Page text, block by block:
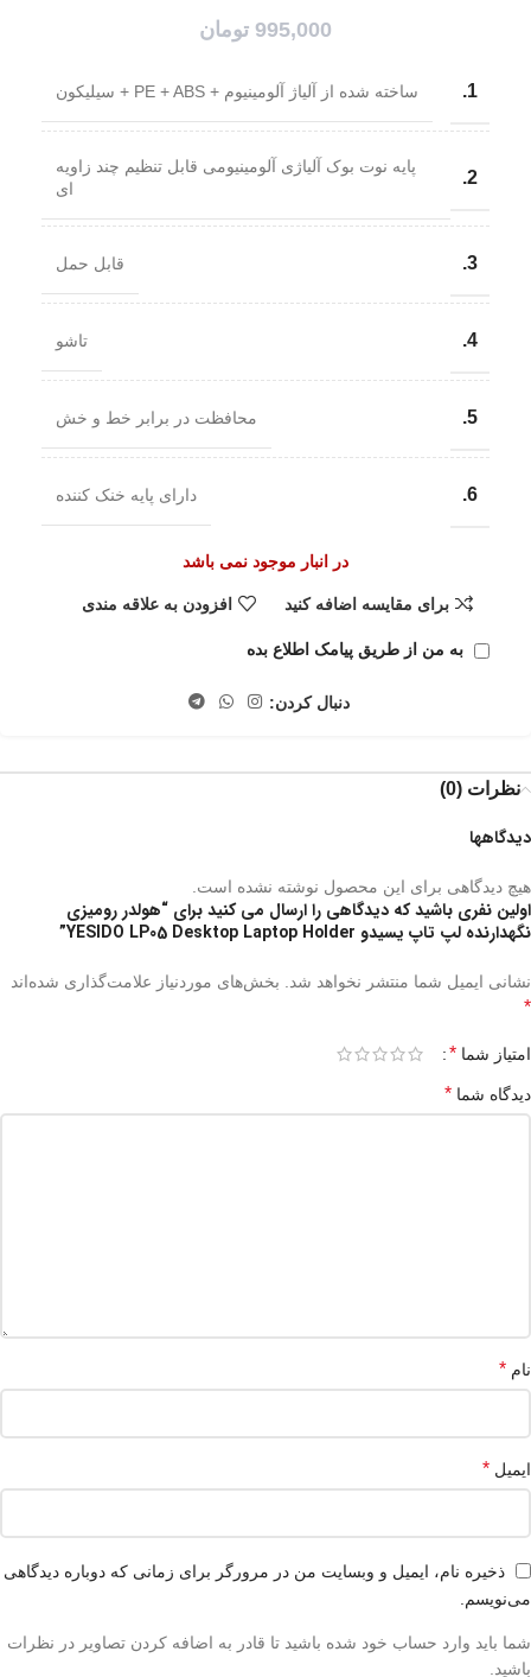
995,000 تومان
1. ساخته شده از آلیاژ آلومینیوم + PE + ABS + سیلیکون
2.
پایه نوت بوک آلیاژی آلومینیومی قابل تنظیم چند زاویه
ای
3. قابل حمل
4. تاشو
5. محافظت در برابر خط و خش
6. دارای پایه خنک کننده
در انبار موجود نمی باشد
برای مقایسه اضافه کنید افزودن به علاقه مندی
به من از طریق پیامک اطلاع بده
دنبال کردن:
نظرات (0)
دیدگاهها
هیچ دیدگاهی برای این محصول نوشته نشده است.
اولین نفری باشید که دیدگاهی را ارسال می کنید برای “هولدر رومیزی
نگهدارنده لپ تاپ یسیدو YESIDO LP05 Desktop Laptop Holder”
نشانی ایمیل شما منتشر نخواهد شد. بخش‌های موردنیاز علامت‌گذاری شده‌اند
*
امتیاز شما *
دیدگاه شما *
نام *
ایمیل *
ذخیره نام، ایمیل و وبسایت من در مرورگر برای زمانی که دوباره دیدگاهی
می‌نویسم.
شما باید وارد حساب خود شده باشید تا قادر به اضافه کردن تصاویر در نظرات
باشید.